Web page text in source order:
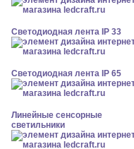
Светодиодная лента IP 33
Светодиодная лента IP 65
Линейные сенсорные
светильники